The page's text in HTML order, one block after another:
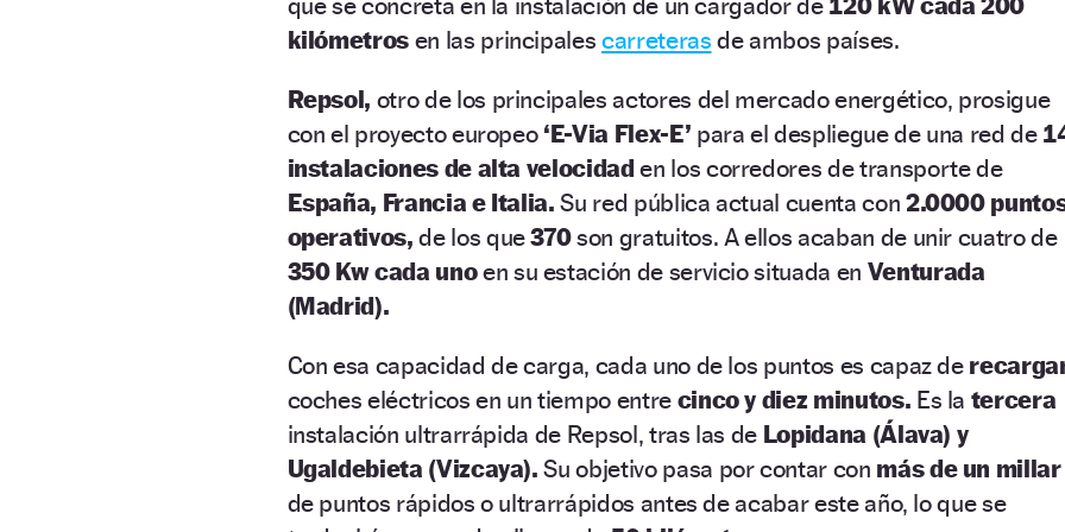
kilómetros en las principalescarreteras de ambos países.
Repsol, otro de los principales actores del mercado energético, prosigue
con el proyecto europeo ‘E-Via Flex-E’ para el despliegue de una red de
instalaciones de alta velocidaden los corredores de transporte de
España, Francia e Italia.Su red pública actual cuenta con 2.0000
operativos, de los que370son gratuitos. A ellos acaban de unir cuatro de
350 Kw cada unoen su estación de servicio situada en Venturada
(Madrid).
Con esa capacidad de carga, cada uno de los puntos es capaz de
coches eléctricos en un tiempo entrecinco y diez minutos. Es la tercera
instalación ultrarrápida de Repsol, tras las de Lopidana (Álava) y
Ugaldebieta (Vizcaya).Su objetivo pasa por contar con más de un millar
de puntos rápidos o ultrarrápidos antes de acabar este año, lo que se